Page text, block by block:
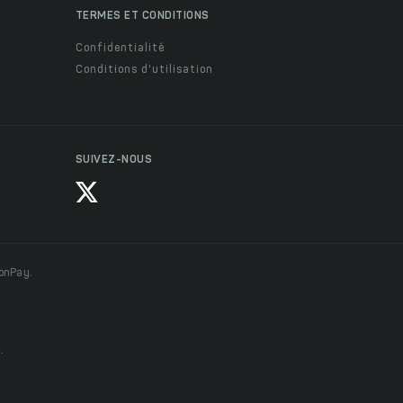
TERMES ET CONDITIONS
Confidentialité
Conditions d'utilisation
SUIVEZ-NOUS